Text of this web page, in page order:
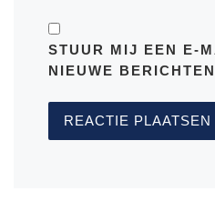
STUUR MIJ EEN E-
NIEUWE